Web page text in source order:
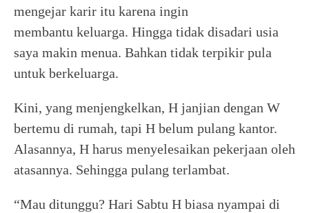
mengejar karir itu karena ingin
membantu keluarga. Hingga tidak disadari usia
saya makin menua. Bahkan tidak terpikir pula
untuk berkeluarga.
Kini, yang menjengkelkan, H janjian dengan W
bertemu di rumah, tapi H belum pulang kantor.
Alasannya, H harus menyelesaikan pekerjaan oleh
atasannya. Sehingga pulang terlambat.
“Mau ditunggu? Hari Sabtu H biasa nyampai di